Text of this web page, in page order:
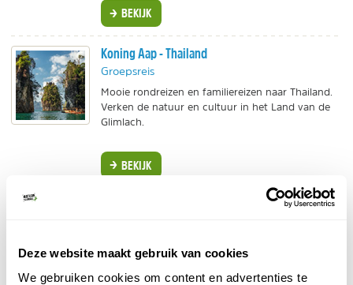
Deze website maakt gebruik van cookies
We gebruiken cookies om content en advertenties te
BEKIJK
Koning Aap - Thailand
Groepsreis
Mooie rondreizen en familiereizen naar Thailand.
Verken de natuur en cultuur in het Land van de
Glimlach.
BEKIJK
Wie vanaf Bangkok naar het zuidwesten trekt, kan hier